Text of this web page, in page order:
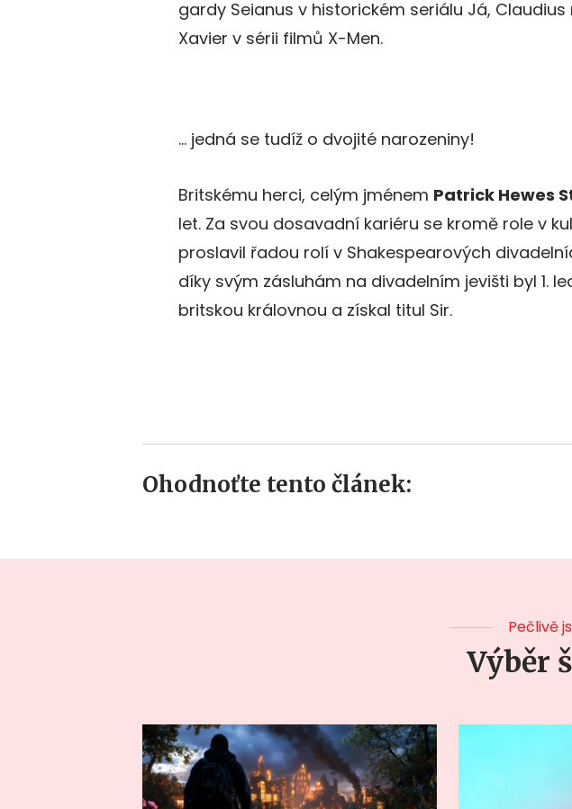
gardy Seianus v historickém seriálu Já,
Xavier v sérii filmů X-Men.
… jedná se tudíž o dvojité narozeniny!
Britskému herci, celým jménem Patrick Hewes
let. Za svou dosavadní kariéru se kromě role v
proslavil řadou rolí v Shakespearových
díky svým zásluhám na divadelním jevišti byl 1.
britskou královnou a získal titul Sir.
Ohodnoťte tento článek:
Pečlivě
Výběr